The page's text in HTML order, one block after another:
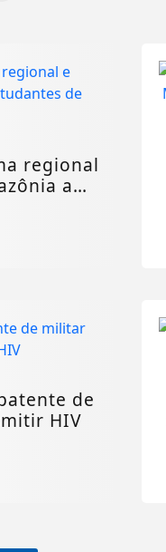
regional
a
de
HIV